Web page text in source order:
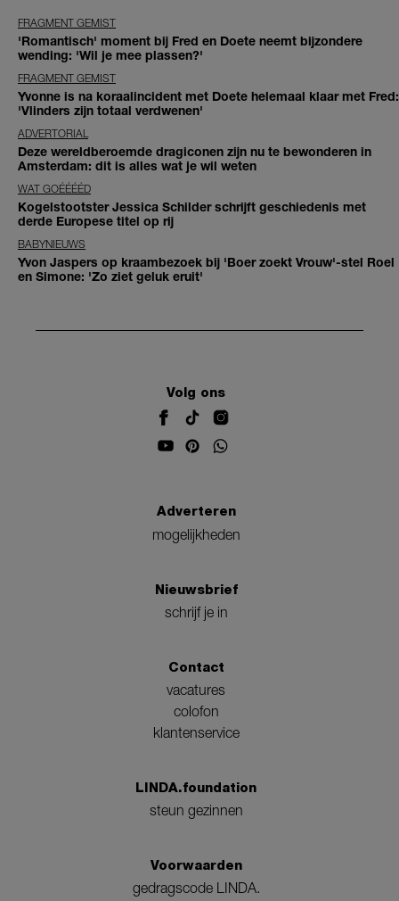
FRAGMENT GEMIST
'Romantisch' moment bij Fred en Doete neemt bijzondere
wending: 'Wil je mee plassen?'
FRAGMENT GEMIST
Yvonne is na koraalincident met Doete helemaal klaar met Fred:
'Vlinders zijn totaal verdwenen'
ADVERTORIAL
Deze wereldberoemde dragiconen zijn nu te bewonderen in
Amsterdam: dit is alles wat je wil weten
WAT GOÉÉÉÉD
Kogelstootster Jessica Schilder schrijft geschiedenis met
derde Europese titel op rij
BABYNIEUWS
Yvon Jaspers op kraambezoek bij 'Boer zoekt Vrouw'-stel Roel
en Simone: 'Zo ziet geluk eruit'
Volg ons
Adverteren
mogelijkheden
Nieuwsbrief
schrijf je in
Contact
vacatures
colofon
klantenservice
LINDA.foundation
steun gezinnen
Voorwaarden
gedragscode LINDA.